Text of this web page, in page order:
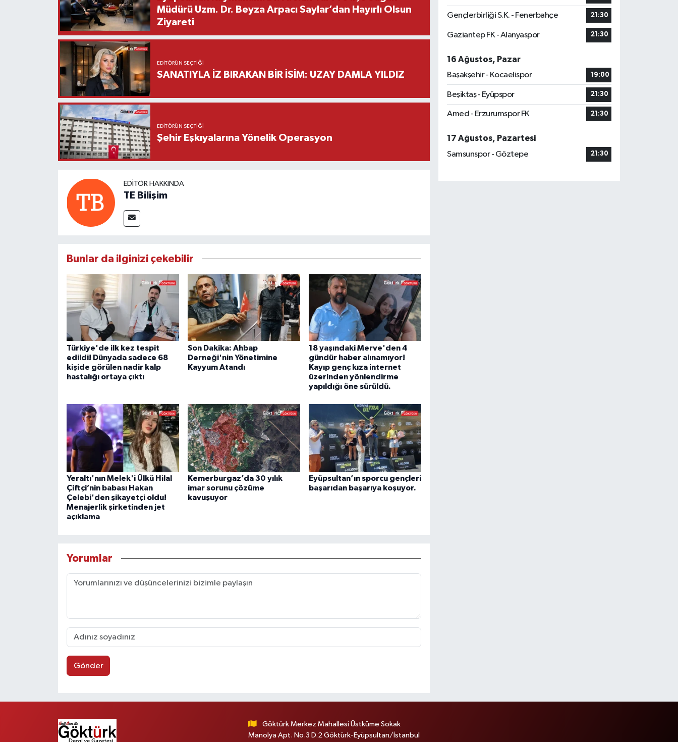
Müdürü Uzm. Dr. Beyza Arpacı Saylar’dan Hayırlı Olsun
Ziyareti
EDITÖRÜN SEÇTIĞI
SANATIYLA İZ BIRAKAN BİR İSİM: UZAY DAMLA YILDIZ
EDITÖRÜN SEÇTIĞI
Şehir Eşkıyalarına Yönelik Operasyon
EDITÖR HAKKINDA
TE Bilişim
Bunlar da ilginizi çekebilir
Türkiye'de ilk kez tespit
edildi! Dünyada sadece 68
kişide görülen nadir kalp
hastalığı ortaya çıktı
Son Dakika: Ahbap
Derneği'nin Yönetimine
Kayyum Atandı
18 yaşındaki Merve'den 4
gündür haber alınamıyor!
Kayıp genç kıza internet
üzerinden yönlendirme
yapıldığı öne sürüldü.
Yeraltı'nın Melek'i Ülkü Hilal
Çiftçi’nin babası Hakan
Çelebi'den şikayetçi oldu!
Menajerlik şirketinden jet
açıklama
Kemerburgaz’da 30 yılık
imar sorunu çözüme
kavuşuyor
Eyüpsultan’ın sporcu gençleri
başarıdan başarıya koşuyor.
Yorumlar
Gönder
Gençlerbirliği S.K. - Fenerbahçe 21:30
Gaziantep FK - Alanyaspor 21:30
16 Ağustos, Pazar
Başakşehir - Kocaelispor
19:00
Beşiktaş - Eyüpspor 21:30
Amed - Erzurumspor FK 21:30
17 Ağustos, Pazartesi
Samsunspor - Göztepe
21:30
Göktürk Merkez Mahallesi Üstküme Sokak
Manolya Apt. No.3 D.2 Göktürk-Eyüpsultan/İstanbul